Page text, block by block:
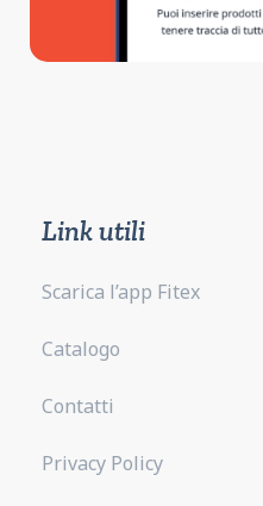
Link utili
Scarica l’app Fitex
Catalogo
Contatti
Privacy Policy